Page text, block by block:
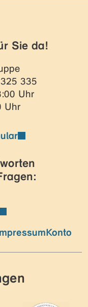
Sie da!
335
Uhr
Uhr
Konto